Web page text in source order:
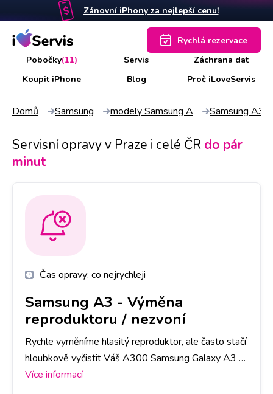
Zánovní iPhony za nejlepší cenu!
Pobočky(11) Servis
Záchrana dat
Koupit iPhone
Blog Proč iLoveServis
Rychlá rezervace
Domů Samsung modely Samsung A Samsung A3
Servisní opravy v Praze i celé ČR do pár
minut
Čas opravy: co nejrychleji
Samsung A3 - Výměna
reproduktoru / nezvoní
Rychle vyměníme hlasitý reproduktor, ale často stačí
hloubkově vyčistit Váš A300 Samsung Galaxy A3 a
vy tak ušetříte čas i peníze. Doporučujeme si udělat
Více informací